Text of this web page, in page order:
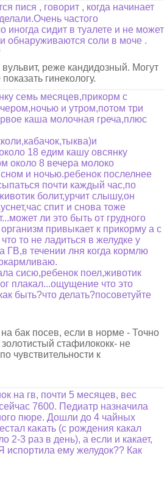
пися , говорит , когда начинает
частого
иногда сидит в туалете и не может
обнаруживаются соли в моче .
реже кандидозный. Могут
гинекологу.
семь месяцев,прикорм с
и утром,потом три
каша молочная греча,плюс
18 едим кашу овсянку
около 8 вечера молоко
и ночью.ребенок послелнее
почти каждый час,по
болит,урчит слышу,он
спит и снова тоже
ли это быть от грудного
привыкает к прикорму а с
то не ладиться в желудке у
ГВ,в течении лня когда кормлю
сисю,ребенок поел,животик
плакал...ощущение что это
быть?что делать?посоветуйте
бак посев, если в норме - Точно
стафилококк- не
чувствительности к
на гв, почти 5 месяцев, вес
7600. Педиатр назначила
пюре. Дошли до 4 чайных
какать (с рождения какал
2-3 раз в день), а если и какает,
испортила ему желудок?? Как